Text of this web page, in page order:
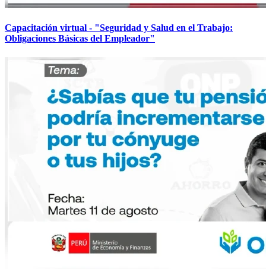
Capacitación virtual - "Seguridad y Salud en el Trabajo:
Obligaciones Básicas del Empleador"